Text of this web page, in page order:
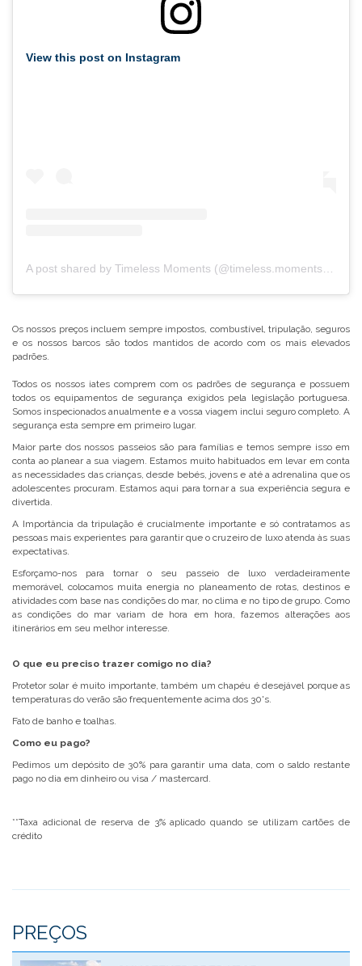
View this post on Instagram
A post shared by Timeless Moments (@timeless.moments.yacht.charter)
Os nossos preços incluem sempre impostos, combustível, tripulação, seguros
e os nossos barcos são todos mantidos de acordo com os mais elevados
padrões.
Todos os nossos iates comprem com os padrões de segurança e possuem
todos os equipamentos de segurança exigidos pela legislação portuguesa.
Somos inspecionados anualmente e a vossa viagem inclui seguro completo. A
segurança esta sempre em primeiro lugar.
Maior parte dos nossos passeios são para famílias e temos sempre isso em
conta ao planear a sua viagem. Estamos muito habituados em levar em conta
as necessidades das crianças, desde bebés, jovens e até a adrenalina que os
adolescentes procuram. Estamos aqui para tornar a sua experiência segura e
divertida.
A Importância da tripulação é crucialmente importante e só contratamos as
pessoas mais experientes para garantir que o cruzeiro de luxo atenda às suas
expectativas.
Esforçamo-nos para tornar o seu passeio de luxo verdadeiramente
memorável, colocamos muita energia no planeamento de rotas, destinos e
atividades com base nas condições do mar, no clima e no tipo de grupo. Como
as condições do mar variam de hora em hora, fazemos alterações aos
itinerários em seu melhor interesse.
O que eu preciso trazer comigo no dia?
Protetor solar é muito importante, também um chapéu é desejável porque as
temperaturas do verão são frequentemente acima dos 30's.
Fato de banho e toalhas.
Como eu pago?
Pedimos um depósito de 30% para garantir uma data, com o saldo restante
pago no dia em dinheiro ou visa / mastercard.
**Taxa adicional de reserva de 3% aplicado quando se utilizam cartões de
crédito
PREÇOS